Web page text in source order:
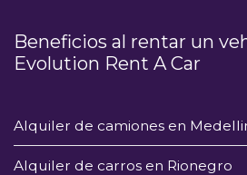
Beneficios al rentar un
Evolution Rent A Car
Alquiler de camiones en
Alquiler de carros en Rionegro